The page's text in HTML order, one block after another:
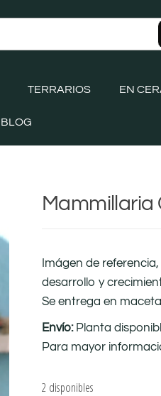
TERRARIOS EN
BLOG
Mammillaria
Imágen de
desarrollo y
Se entrega en
Envío: Planta
Para mayor
2 disponibles